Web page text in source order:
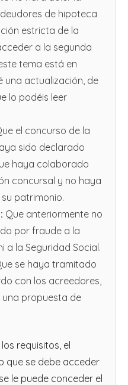
de hipoteca
estricta de la
a la segunda
tema está en
una actualización, de
lo podéis leer
el concurso de la
sido declarado
haya colaborado
concursal y no haya
patrimonio.
Que anteriormente no
por fraude a la
a la Seguridad Social.
se haya tramitado
con los acreedores,
propuesta de
requisitos, el
que se debe acceder
le puede conceder el